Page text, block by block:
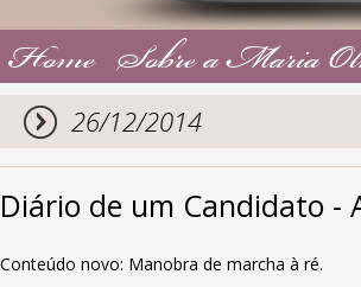
HomeSobre a Maria
26/12/2014
Diário de um Candidato -
Conteúdo novo: Manobra de marcha à ré.